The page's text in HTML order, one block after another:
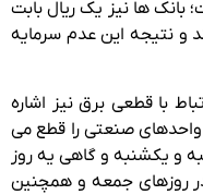
ها نیز یک ریال بابت
و نتیجه این عدم سرمایه
با قطعی برق نیز اشاره
در ماه برق واحدهای صنعتی را قطع می
و یکشنبه و گاهی یه روز
روزهای جمعه و همچنین